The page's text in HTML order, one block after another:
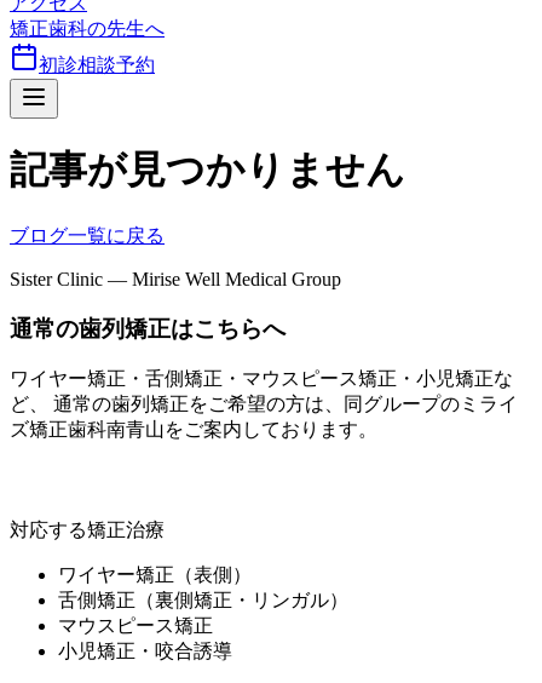
矯正歯科の先生へ
初診相談予約
記事が見つかりません
ブログ一覧に戻る
Sister Clinic — Mirise Well Medical Group
通常の歯列矯正はこちらへ
ワイヤー矯正・舌側矯正・マウスピース矯正・小児矯正な
ど、 通常の歯列矯正をご希望の方は、同グループの ミライ
ズ矯正歯科南青山をご案内しております。
対応する矯正治療
ワイヤー矯正（表側）
舌側矯正（裏側矯正・リンガル）
マウスピース矯正
小児矯正・咬合誘導